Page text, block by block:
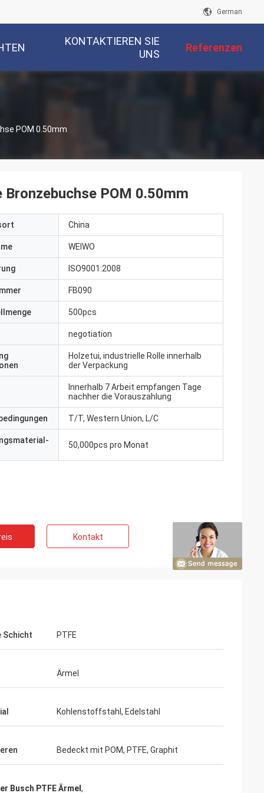
German
KONTAKTIEREN SIE
UNS
Referenzen
POM 0.50mm
POM 0.50mm
China
WEIWO
ISO9001:2008
FB090
500pcs
negotiation
Holzetui, industrielle Rolle innerhalb
der Verpackung
Innerhalb 7 Arbeit empfangen Tage
nachher die Vorauszahlung
T/T, Western Union, L/C
50,000pcs pro Monat
Kontakt
Schicht PTFE
Ärmel
Kohlenstoffstahl, Edelstahl
Bedeckt mit POM, PTFE, Graphit
Busch PTFE Ärmel ,